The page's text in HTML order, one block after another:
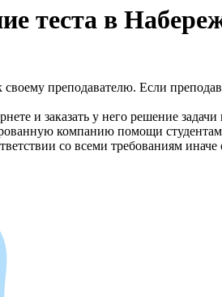
теста в
преподавателю. Если
и заказать у него решение
компанию помощи
со всеми требованиям иначе